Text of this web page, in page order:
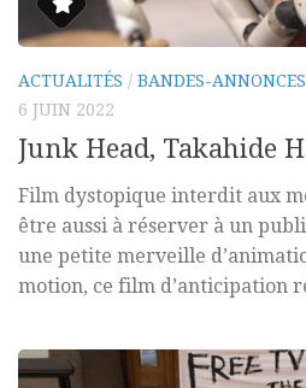
ACTUALITÉS / BANDES-ANNONCES
6 JUIN 2022
Junk Head, Takahide
Film dystopique interdit aux
être aussi à réserver à un
une petite merveille
motion, ce film d’anticipation